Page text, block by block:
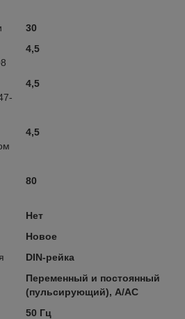
30
4,5
4,5
4,5
80
Нет
Новое
DIN-рейка
Переменный и постоянный
(пульсирующий), А/АС
50 Гц